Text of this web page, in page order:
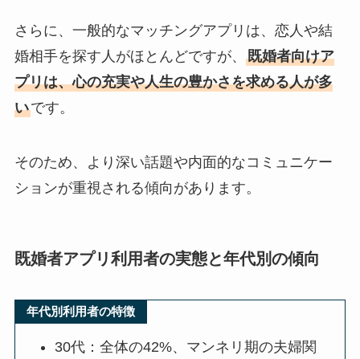
さらに、一般的なマッチングアプリは、恋人や結
婚相手を探す人がほとんどですが、 既婚者向けア
プリは、心の充実や人生の豊かさを求める人が多
いです。
そのため、より深い話題や内面的なコミュニケー
ションが重視される傾向があります。
既婚者アプリ利用者の実態と年代別の傾向
年代別利用者の特徴
30代：全体の42%、マンネリ期の夫婦関